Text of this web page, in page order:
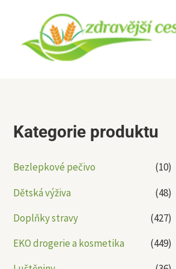
obsah
Kategorie produktu
Bezlepkové pečivo
(10)
Dětská výživa
(48)
Doplňky stravy
(427)
EKO drogerie a kosmetika
(449)